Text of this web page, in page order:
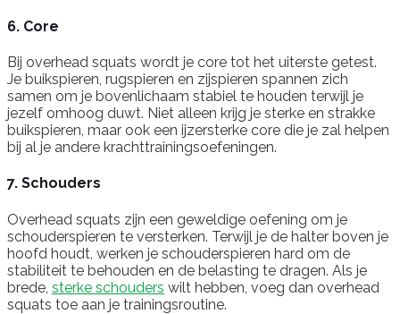
6. Core
Bij overhead squats wordt je core tot het uiterste getest.
Je buikspieren, rugspieren en zijspieren spannen zich
samen om je bovenlichaam stabiel te houden terwijl je
jezelf omhoog duwt. Niet alleen krijg je sterke en strakke
buikspieren, maar ook een ijzersterke core die je zal helpen
bij al je andere krachttrainingsoefeningen.
7. Schouders
Overhead squats zijn een geweldige oefening om je
schouderspieren te versterken. Terwijl je de halter boven je
hoofd houdt, werken je schouderspieren hard om de
stabiliteit te behouden en de belasting te dragen. Als je
brede, sterke schouders wilt hebben, voeg dan overhead
squats toe aan je trainingsroutine.